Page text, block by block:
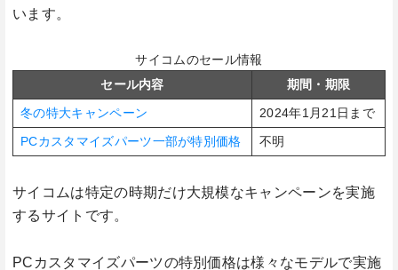
います。
サイコムのセール情報
セール内容
期間・期限
冬の特大キャンペーン
2024年1月21日まで
PCカスタマイズパーツ一部が特別価格
不明
サイコムは特定の時期だけ大規模なキャンペーンを実施
するサイトです。
PCカスタマイズパーツの特別価格は様々なモデルで実施